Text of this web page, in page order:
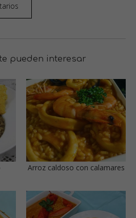
pueden interesar
Arroz caldoso con calamares